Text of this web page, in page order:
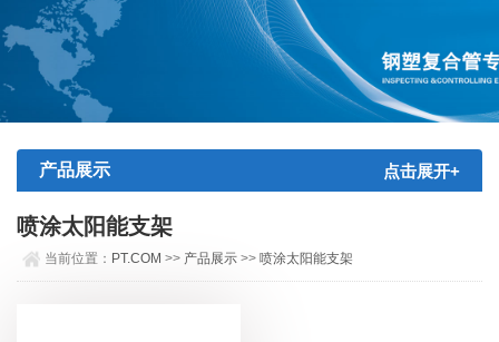
产品展示 点击展开+
喷涂太阳能支架
当前位置： PT.COM >> 产品展示 >>喷涂太阳能支架